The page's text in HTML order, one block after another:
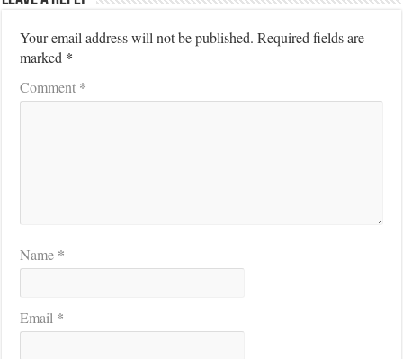
Your email address will not be published. Required fields are
marked *
Comment *
Name *
Email *